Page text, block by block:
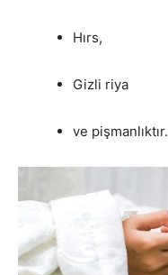
Hırs,
Gizli riya
ve pişmanlıktır.